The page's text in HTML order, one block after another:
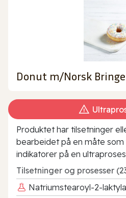
Donut m/Norsk
Produktet har tilsetninger
bearbeidet på en måte
indikatorer på en
Tilsetninger og prosesser
Natriumstearoyl-2-